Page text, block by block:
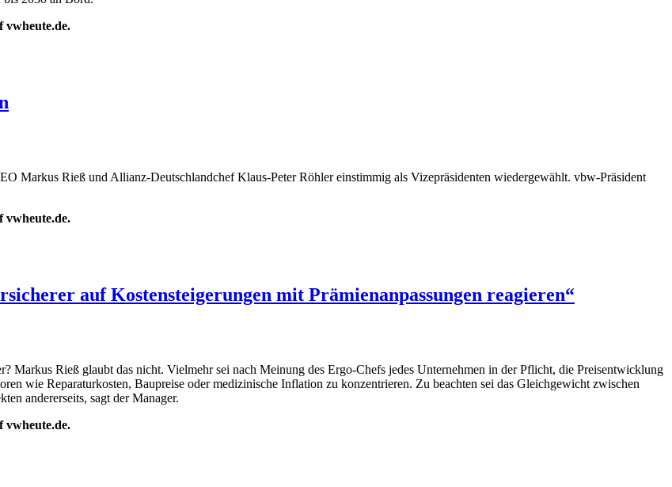
vwheute.de.
Markus Rieß und Allianz-Deutschlandchef Klaus-Peter Röhler einstimmig als Vizepräsidenten wiedergewählt. vbw-Präsident
vwheute.de.
auf Kostensteigerungen mit Prämienanpassungen reagieren“
Markus Rieß glaubt das nicht. Vielmehr sei nach Meinung des Ergo-Chefs jedes Unternehmen in der Pflicht, die Preisentwicklung
wie Reparaturkosten, Baupreise oder medizinische Inflation zu konzentrieren. Zu beachten sei das Gleichgewicht zwischen
andererseits, sagt der Manager.
vwheute.de.